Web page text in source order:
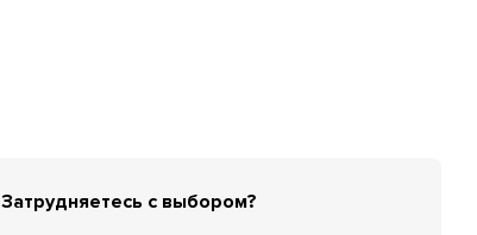
Затрудняетесь с выбором?